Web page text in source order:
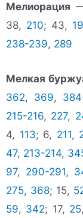
Мелиорация
38, 210; 43,
238-239, 289
Мелкая
362, 369,
215-216, 227,
4, 113; 6, 211,
47, 213-214,
97, 290-291,
275, 368; 15,
59, 342; 17, 25,